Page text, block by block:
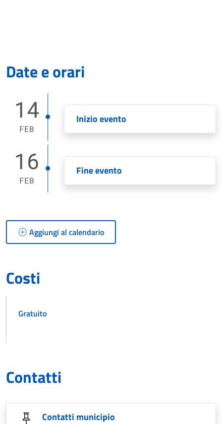
Date e orari
14
FEB
Inizio evento
16
FEB
Fine evento
Aggiungi al calendario
Costi
Gratuito
Contatti
Contatti municipio